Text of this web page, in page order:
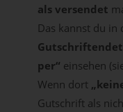
als versendet
Das kannst du in
per“ einsehen
Wenn dort
Gutschrift als